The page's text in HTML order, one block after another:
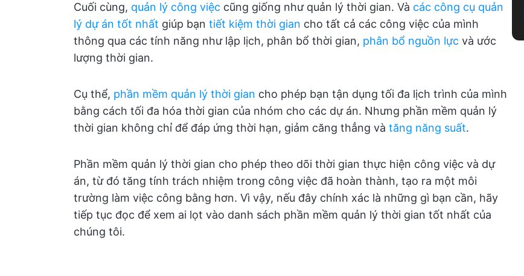
Cuối cùng, quản lý công việc cũng giống như quản lý thời gian. Và các công cụ quản
lý dự án tốt nhất giúp bạn tiết kiệm thời gian cho tất cả các công việc của mình
thông qua các tính năng như lập lịch, phân bổ thời gian, phân bổ nguồn lực và ước
lượng thời gian.
Cụ thể, phần mềm quản lý thời gian cho phép bạn tận dụng tối đa lịch trình của mình
bằng cách tối đa hóa thời gian của nhóm cho các dự án. Nhưng phần mềm quản lý
thời gian không chỉ để đáp ứng thời hạn, giảm căng thẳng và tăng năng suất.
Phần mềm quản lý thời gian cho phép theo dõi thời gian thực hiện công việc và dự
án, từ đó tăng tính trách nhiệm trong công việc đã hoàn thành, tạo ra một môi
trường làm việc công bằng hơn. Vì vậy, nếu đây chính xác là những gì bạn cần, hãy
tiếp tục đọc để xem ai lọt vào danh sách phần mềm quản lý thời gian tốt nhất của
chúng tôi.